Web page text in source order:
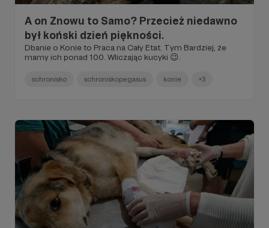
A on Znowu to Samo? Przecież niedawno
był koński dzień piękności.
Dbanie o Konie to Praca na Cały Etat. Tym Bardziej, że
mamy ich ponad 100. Wliczając kucyki 😉.
schronisko schroniskopegasus konie +3